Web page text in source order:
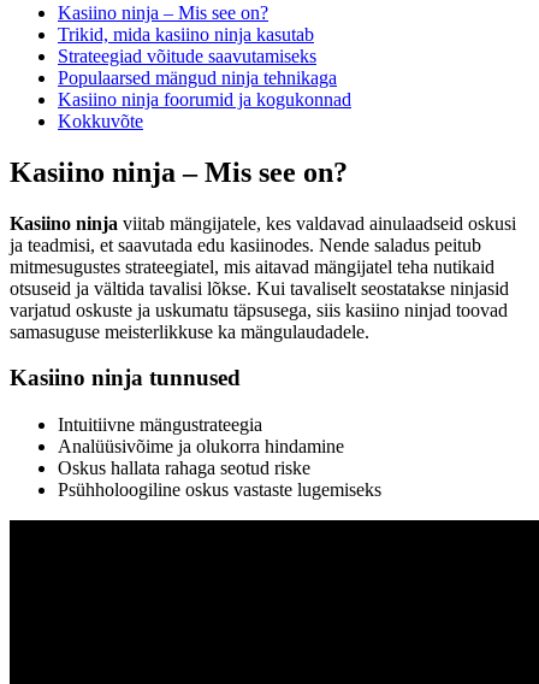
Kasiino ninja – Mis see on?
Trikid, mida kasiino ninja kasutab
Strateegiad võitude saavutamiseks
Populaarsed mängud ninja tehnikaga
Kasiino ninja foorumid ja kogukonnad
Kokkuvõte
Kasiino ninja – Mis see on?
Kasiino ninja viitab mängijatele, kes valdavad ainulaadseid oskusi
ja teadmisi, et saavutada edu kasiinodes. Nende saladus peitub
mitmesugustes strateegiatel, mis aitavad mängijatel teha nutikaid
otsuseid ja vältida tavalisi lõkse. Kui tavaliselt seostatakse ninjasid
varjatud oskuste ja uskumatu täpsusega, siis kasiino ninjad toovad
samasuguse meisterlikkuse ka mängulaudadele.
Kasiino ninja tunnused
Intuitiivne mängustrateegia
Analüüsivõime ja olukorra hindamine
Oskus hallata rahaga seotud riske
Psühholoogiline oskus vastaste lugemiseks